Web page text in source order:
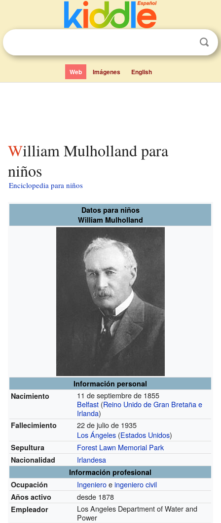
Web Imágenes English
William Mulholland para
niños
Enciclopedia para niños
Datos para niños
William Mulholland
Información personal
Nacimiento
11 de septiembre de 1855
Belfast (Reino Unido de Gran Bretaña e
Irlanda)
Fallecimiento
22 de julio de 1935
Los Ángeles (Estados Unidos)
Sepultura Forest Lawn Memorial Park
Nacionalidad Irlandesa
Información profesional
Ocupación
Ingenieroeingeniero civil
Años activo desde 1878
Empleador
Los Angeles Department of Water and
Power